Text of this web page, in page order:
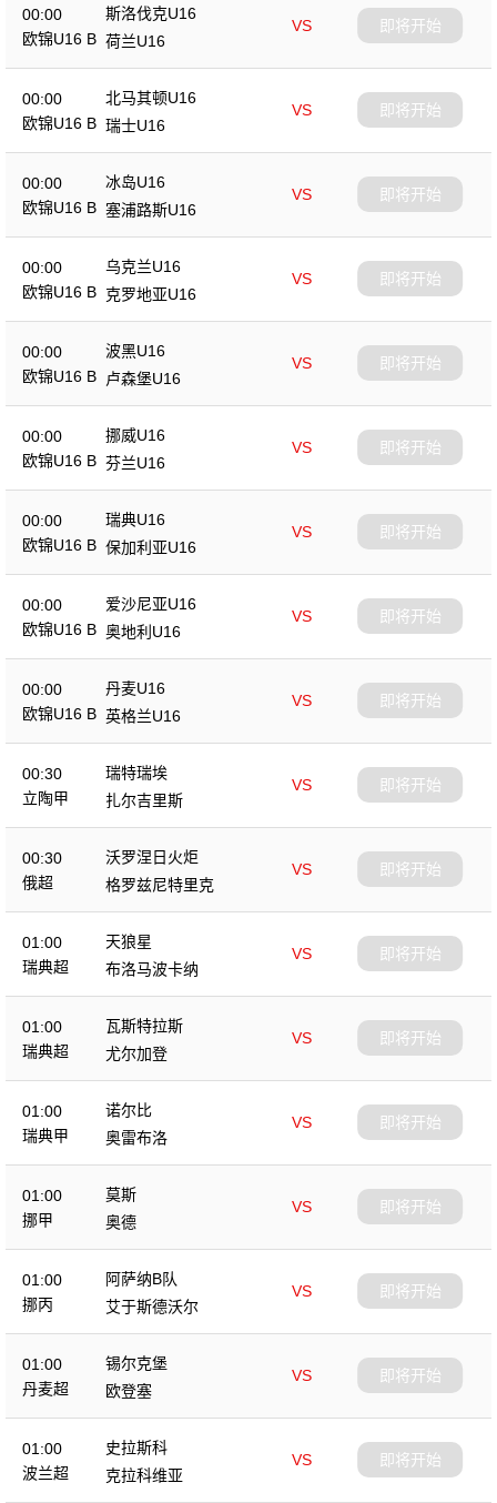
00:00
欧锦U16 B
斯洛伐克U16
VS
荷兰U16
即将开始
00:00
欧锦U16 B
北马其顿U16
VS
瑞士U16
即将开始
00:00
欧锦U16 B
冰岛U16
VS
塞浦路斯U16
即将开始
00:00
欧锦U16 B
乌克兰U16
VS
克罗地亚U16
即将开始
00:00
欧锦U16 B
波黑U16
VS
卢森堡U16
即将开始
00:00
欧锦U16 B
挪威U16
VS
芬兰U16
即将开始
00:00
欧锦U16 B
瑞典U16
VS
保加利亚U16
即将开始
00:00
欧锦U16 B
爱沙尼亚U16
VS
奥地利U16
即将开始
00:00
欧锦U16 B
丹麦U16
VS
英格兰U16
即将开始
00:30
立陶甲
瑞特瑞埃
VS
扎尔吉里斯
即将开始
00:30
俄超
沃罗涅日火炬
VS
格罗兹尼特里克
即将开始
01:00
瑞典超
天狼星
VS
布洛马波卡纳
即将开始
01:00
瑞典超
瓦斯特拉斯
VS
尤尔加登
即将开始
01:00
瑞典甲
诺尔比
VS
奥雷布洛
即将开始
01:00
挪甲
莫斯
VS
奥德
即将开始
01:00
挪丙
阿萨纳B队
VS
艾于斯德沃尔
即将开始
01:00
丹麦超
锡尔克堡
VS
欧登塞
即将开始
01:00
波兰超
史拉斯科
VS
克拉科维亚
即将开始